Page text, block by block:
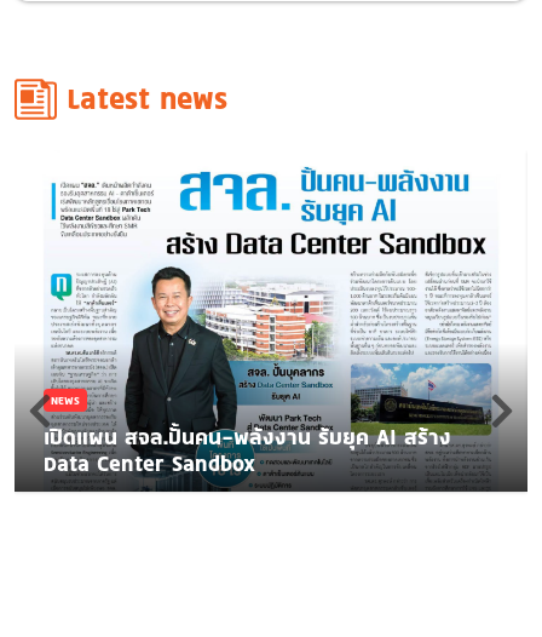
Latest news
NEWS
เปิดแผน สจล.ปั้นคน-พลังงาน รับยุค AI สร้าง
Data Center Sandbox